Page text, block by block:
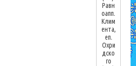
Равн
оапп.
Клим
ента,
еп.
Охри
дско
го